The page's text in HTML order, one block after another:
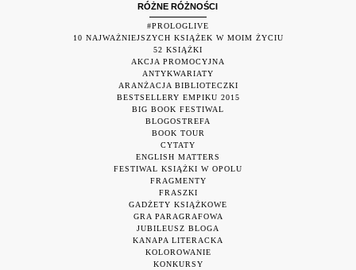
RÓŻNE RÓŻNOŚCI
#PROLOGLIVE
10 NAJWAŻNIEJSZYCH KSIĄŻEK W MOIM ŻYCIU
52 KSIĄŻKI
AKCJA PROMOCYJNA
ANTYKWARIATY
ARANŻACJA BIBLIOTECZKI
BESTSELLERY EMPIKU 2015
BIG BOOK FESTIWAL
BLOGOSTREFA
BOOK TOUR
CYTATY
ENGLISH MATTERS
FESTIWAL KSIĄŻKI W OPOLU
FRAGMENTY
FRASZKI
GADŻETY KSIĄŻKOWE
GRA PARAGRAFOWA
JUBILEUSZ BLOGA
KANAPA LITERACKA
KOLOROWANIE
KONKURSY